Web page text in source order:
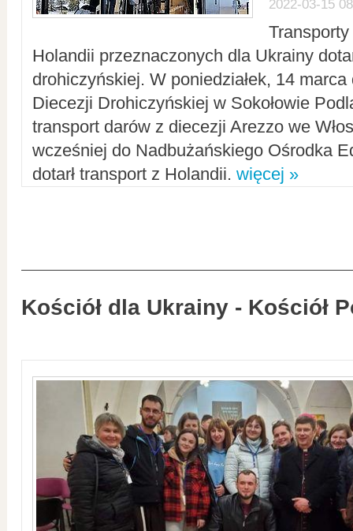
2022-03-15
Holandii przeznaczonych dla Ukrainy
drohiczyńskiej. W poniedziałek, 14
Diecezji Drohiczyńskiej w Sokołowie
transport darów z diecezji Arezzo we
wcześniej do Nadbużańskiego Ośrodka
dotarł transport z Holandii. więcej »
Kościół dla Ukrainy - Kościół